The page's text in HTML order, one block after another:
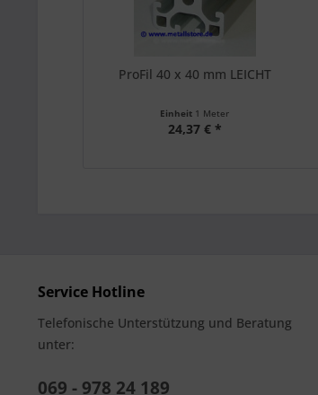
ProFil 40 x 40 mm LEICHT
Einheit 1 Meter
24,37 € *
Service Hotline
Telefonische Unterstützung und Beratung
unter:
069 - 978 24 189